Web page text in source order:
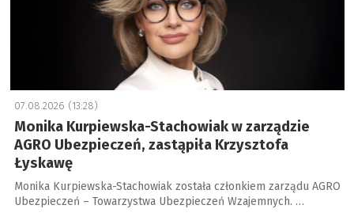
07.08.2026 (13:28)
Monika Kurpiewska-Stachowiak w zarządzie
AGRO Ubezpieczeń, zastąpiła Krzysztofa
Łyskawę
Monika Kurpiewska-Stachowiak została członkiem zarządu AGRO
Ubezpieczeń – Towarzystwa Ubezpieczeń Wzajemnych. …